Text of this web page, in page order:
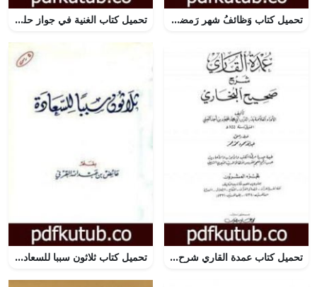
تحميل كتاب وَظائفُ شهرِ رَمضانَ المُعَظَّمِ PDF تأليف الشيخ الدكتور شعبان مازن شعار مجانا [كامل] تحميل كتاب الغنية في جواز حلق اللحية PDF تأليف أنور غني الموسوي مجانا [كامل]
تحميل كتاب عمدة القاري شرح البخاري – الجزء العشرون PDF تأليف بدر الدين العيني مجانا [كامل] تحميل كتاب ثلاثون سببا للسعادة PDF تأليف عائض القرني مجانا [كامل]